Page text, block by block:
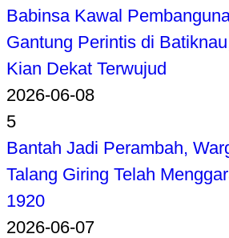
Babinsa Kawal
Gantung Perintis di
Kian Dekat Terwujud
2026-06-08
5
Bantah Jadi Perambah,
Talang Giring Telah
1920
2026-06-07